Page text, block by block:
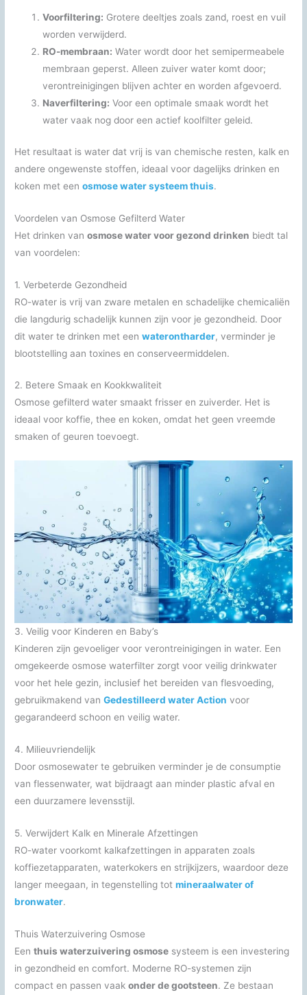
Voorfiltering: Grotere deeltjes zoals zand, roest en vuil
worden verwijderd.
RO-membraan: Water wordt door het semipermeabele
membraan geperst. Alleen zuiver water komt door;
verontreinigingen blijven achter en worden afgevoerd.
Naverfiltering: Voor een optimale smaak wordt het
water vaak nog door een actief koolfilter geleid.
Het resultaat is water dat vrij is van chemische resten, kalk en
andere ongewenste stoffen, ideaal voor dagelijks drinken en
koken met eenosmose water systeem thuis.
Voordelen van Osmose Gefilterd Water
Het drinken vanosmose water voor gezond drinken biedt tal
van voordelen:
1. Verbeterde Gezondheid
RO-water is vrij van zware metalen en schadelijke chemicaliën
die langdurig schadelijk kunnen zijn voor je gezondheid. Door
dit water te drinken met eenwaterontharder, verminder je
blootstelling aan toxines en conserveermiddelen.
2. Betere Smaak en Kookkwaliteit
Osmose gefilterd water smaakt frisser en zuiverder. Het is
ideaal voor koffie, thee en koken, omdat het geen vreemde
smaken of geuren toevoegt.
3. Veilig voor Kinderen en Baby’s
Kinderen zijn gevoeliger voor verontreinigingen in water. Een
omgekeerde osmose waterfilter zorgt voor veilig drinkwater
voor het hele gezin, inclusief het bereiden van flesvoeding,
gebruikmakend vanGedestilleerd water Action voor
gegarandeerd schoon en veilig water.
4. Milieuvriendelijk
Door osmosewater te gebruiken verminder je de consumptie
van flessenwater, wat bijdraagt aan minder plastic afval en
een duurzamere levensstijl.
5. Verwijdert Kalk en Minerale Afzettingen
RO-water voorkomt kalkafzettingen in apparaten zoals
koffiezetapparaten, waterkokers en strijkijzers, waardoor deze
langer meegaan, in tegenstelling totmineraalwater of
bronwater.
Thuis Waterzuivering Osmose
Eenthuis waterzuivering osmose systeem is een investering
in gezondheid en comfort. Moderne RO-systemen zijn
compact en passen vaakonder de gootsteen. Ze bestaan